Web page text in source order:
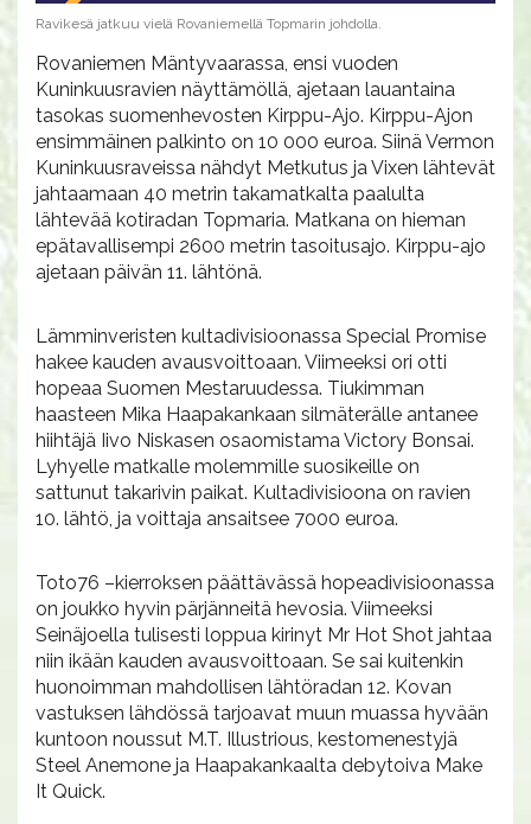
Ravikesä jatkuu vielä Rovaniemellä Topmarin johdolla.
Rovaniemen Mäntyvaarassa, ensi vuoden
Kuninkuusravien näyttämöllä, ajetaan lauantaina
tasokas suomenhevosten Kirppu-Ajo. Kirppu-Ajon
ensimmäinen palkinto on 10 000 euroa. Siinä Vermon
Kuninkuusraveissa nähdyt Metkutus ja Vixen lähtevät
jahtaamaan 40 metrin takamatkalta paalulta
lähtevää kotiradan Topmaria. Matkana on hieman
epätavallisempi 2600 metrin tasoitusajo. Kirppu-ajo
ajetaan päivän 11. lähtönä.
Lämminveristen kultadivisioonassa Special Promise
hakee kauden avausvoittoaan. Viimeeksi ori otti
hopeaa Suomen Mestaruudessa. Tiukimman
haasteen Mika Haapakankaan silmäterälle antanee
hiihtäjä Iivo Niskasen osaomistama Victory Bonsai.
Lyhyelle matkalle molemmille suosikeille on
sattunut takarivin paikat. Kultadivisioona on ravien
10. lähtö, ja voittaja ansaitsee 7000 euroa.
Toto76 –kierroksen päättävässä hopeadivisioonassa
on joukko hyvin pärjänneitä hevosia. Viimeeksi
Seinäjoella tulisesti loppua kirinyt Mr Hot Shot jahtaa
niin ikään kauden avausvoittoaan. Se sai kuitenkin
huonoimman mahdollisen lähtöradan 12. Kovan
vastuksen lähdössä tarjoavat muun muassa hyvään
kuntoon noussut M.T. Illustrious, kestomenestyjä
Steel Anemone ja Haapakankaalta debytoiva Make
It Quick.